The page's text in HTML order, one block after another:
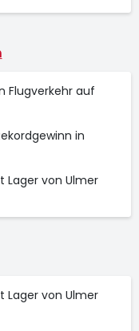
Flugverkehr auf
in
Lager von Ulmer
Lager von Ulmer